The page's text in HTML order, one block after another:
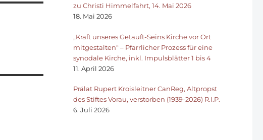
zu Christi Himmelfahrt, 14. Mai 2026
18. Mai 2026
„Kraft unseres Getauft-Seins Kirche vor Ort
mitgestalten“ – Pfarrlicher Prozess für eine
synodale Kirche, inkl. Impulsblätter 1 bis 4
11. April 2026
Prälat Rupert Kroisleitner CanReg, Altpropst
des Stiftes Vorau, verstorben (1939-2026) R.I.P.
6. Juli 2026